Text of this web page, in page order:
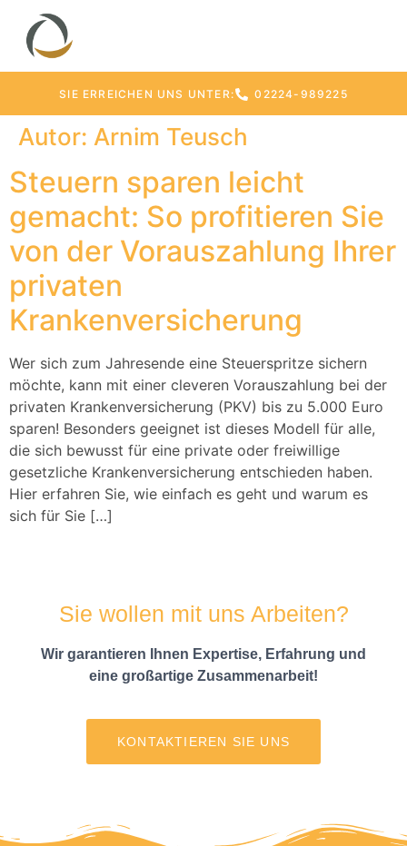
SIE ERREICHEN UNS UNTER: 02224-989225
Autor: Arnim Teusch
Steuern sparen leicht
gemacht: So profitieren Sie
von der Vorauszahlung Ihrer
privaten
Krankenversicherung
Wer sich zum Jahresende eine Steuerspritze sichern
möchte, kann mit einer cleveren Vorauszahlung bei der
privaten Krankenversicherung (PKV) bis zu 5.000 Euro
sparen! Besonders geeignet ist dieses Modell für alle,
die sich bewusst für eine private oder freiwillige
gesetzliche Krankenversicherung entschieden haben.
Hier erfahren Sie, wie einfach es geht und warum es
sich für Sie […]
Sie wollen mit uns Arbeiten?
Wir garantieren Ihnen Expertise, Erfahrung und
eine großartige Zusammenarbeit!
KONTAKTIEREN SIE UNS